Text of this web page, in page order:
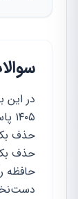
در این
حذف
حذف
حافظه